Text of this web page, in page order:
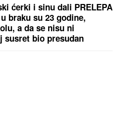
ćerki i sinu dali PRELEPA
braku su 23 godine,
a da se nisu ni
susret bio presudan